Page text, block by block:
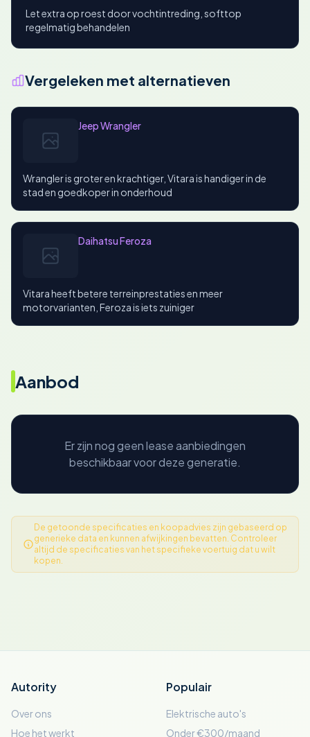
Let extra op roest door vochtintreding, softtop
regelmatig behandelen
Vergeleken met alternatieven
Jeep Wrangler
Wrangler is groter en krachtiger, Vitara is handiger in de
stad en goedkoper in onderhoud
Daihatsu Feroza
Vitara heeft betere terreinprestaties en meer
motorvarianten, Feroza is iets zuiniger
Aanbod
Er zijn nog geen lease aanbiedingen
beschikbaar voor deze generatie.
De getoonde specificaties en koopadvies zijn gebaseerd op
generieke data en kunnen afwijkingen bevatten. Controleer
altijd de specificaties van het specifieke voertuig dat u wilt
kopen.
Autority
Over ons
Hoe het werkt
Populair
Elektrische auto's
Onder €300/maand